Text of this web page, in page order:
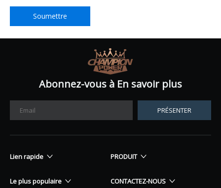
Soumettre
Abonnez-vous à En savoir plus
PRÉSENTER
Lien rapide PRODUIT
Le plus populaire CONTACTEZ-NOUS